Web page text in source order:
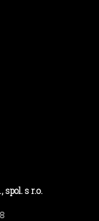
spol. s r.o.